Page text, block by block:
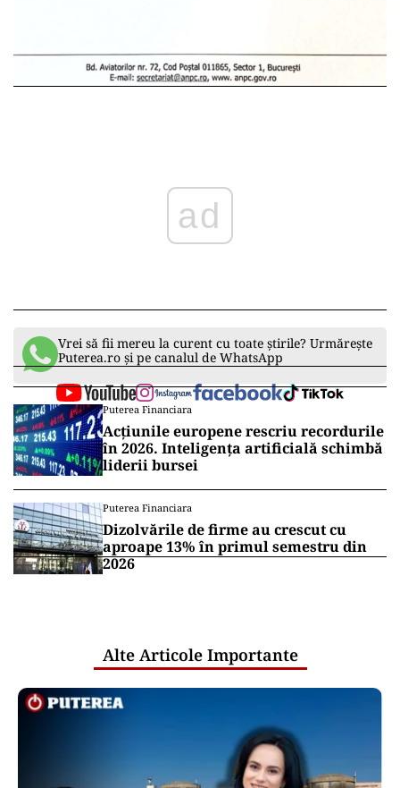
ad
Vrei să fii mereu la curent cu toate știrile? Urmărește
Puterea.ro și pe canalul de WhatsApp
Puterea Financiara
Acțiunile europene rescriu recordurile
în 2026. Inteligența artificială schimbă
liderii bursei
Puterea Financiara
Dizolvările de firme au crescut cu
aproape 13% în primul semestru din
2026
Alte Articole Importante